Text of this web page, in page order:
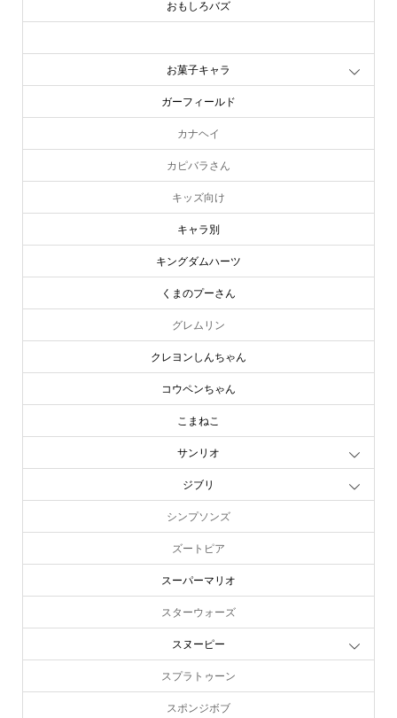
おもしろバズ
お菓子キャラ
ガーフィールド
カナヘイ
カピバラさん
キッズ向け
キャラ別
キングダムハーツ
くまのプーさん
グレムリン
クレヨンしんちゃん
コウペンちゃん
こまねこ
サンリオ
ジブリ
シンプソンズ
ズートピア
スーパーマリオ
スターウォーズ
スヌーピー
スプラトゥーン
スポンジボブ